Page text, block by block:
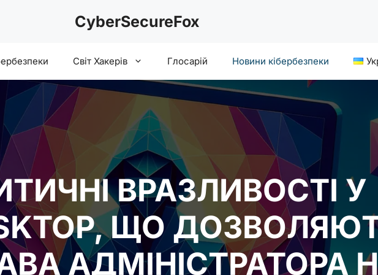
CyberSecureFox
Світ Хакерів Глосарій Новини кібербезпеки
ВРАЗЛИВОСТІ У
ЩО
АДМІНІСТРАТОРА